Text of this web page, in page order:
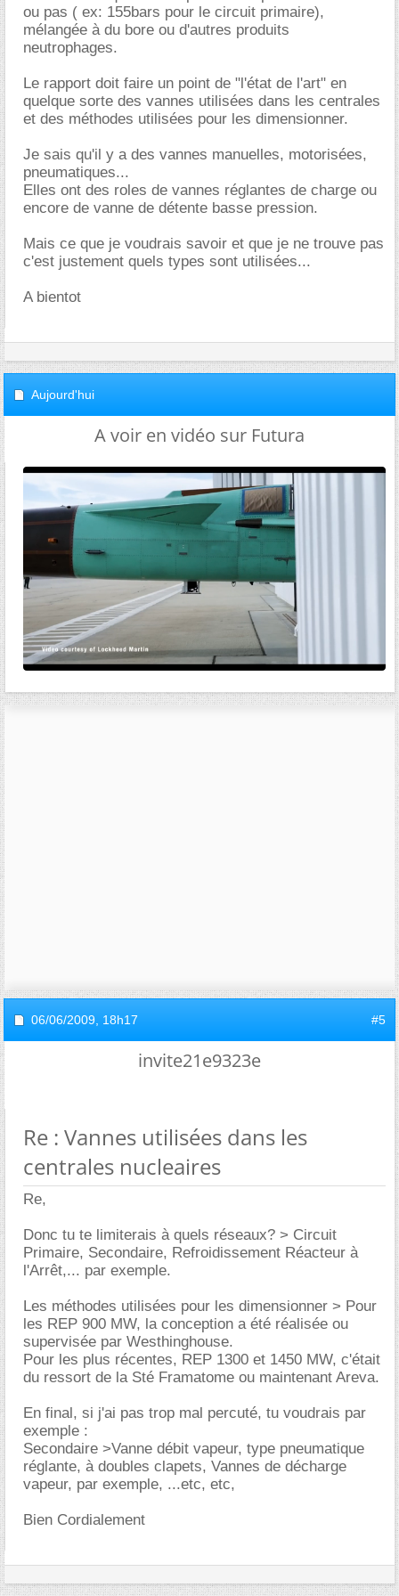
ou pas ( ex: 155bars pour le circuit primaire),
mélangée à du bore ou d'autres produits
neutrophages.
Le rapport doit faire un point de "l'état de l'art" en
quelque sorte des vannes utilisées dans les centrales
et des méthodes utilisées pour les dimensionner.
Je sais qu'il y a des vannes manuelles, motorisées,
pneumatiques...
Elles ont des roles de vannes réglantes de charge ou
encore de vanne de détente basse pression.
Mais ce que je voudrais savoir et que je ne trouve pas
c'est justement quels types sont utilisées...
A bientot
Aujourd'hui
A voir en vidéo sur Futura
06/06/2009, 18h17 #5
invite21e9323e
Re : Vannes utilisées dans les
centrales nucleaires
Re,
Donc tu te limiterais à quels réseaux? > Circuit
Primaire, Secondaire, Refroidissement Réacteur à
l'Arrêt,... par exemple.
Les méthodes utilisées pour les dimensionner > Pour
les REP 900 MW, la conception a été réalisée ou
supervisée par Westhinghouse.
Pour les plus récentes, REP 1300 et 1450 MW, c'était
du ressort de la Sté Framatome ou maintenant Areva.
En final, si j'ai pas trop mal percuté, tu voudrais par
exemple :
Secondaire >Vanne débit vapeur, type pneumatique
réglante, à doubles clapets, Vannes de décharge
vapeur, par exemple, ...etc, etc,
Bien Cordialement